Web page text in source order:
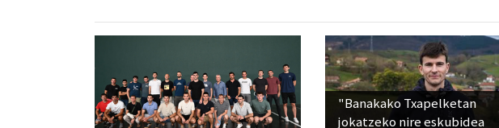
"Banakako Txapelketan
jokatzeko nire eskubidea